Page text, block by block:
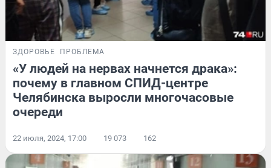
ЗДОРОВЬЕ ПРОБЛЕМА
«У людей на нервах начнется драка»:
почему в главном СПИД-центре
Челябинска выросли многочасовые
очереди
22 июля, 2024, 17:00 19 073 162